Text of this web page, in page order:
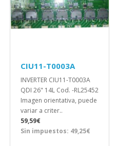
CIU11-T0003A
INVERTER CIU11-T0003A
QDI 26" 14L Cod. -RL25452
Imagen orientativa, puede
variar a criter..
59,59€
Sin impuestos: 49,25€